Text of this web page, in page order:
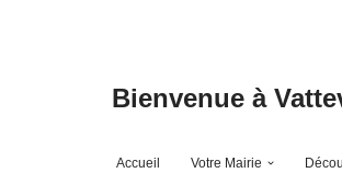
Bienvenue à
Accueil Votre Mairie